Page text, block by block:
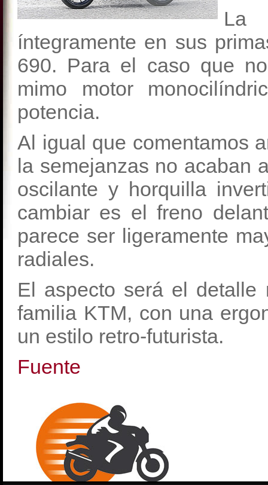
La
íntegramente en sus
690. Para el caso que
mimo motor
potencia.
Al igual que comentamos
la semejanzas no acaban
oscilante y horquilla
cambiar es el freno
parece ser ligeramente
radiales.
El aspecto será el detalle
familia KTM, con una
un estilo retro-futurista.
Fuente